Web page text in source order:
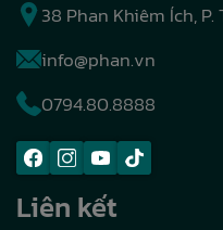
38 Phan Khiêm Ích, P.
info@phan.vn
0794.80.8888
Liên kết